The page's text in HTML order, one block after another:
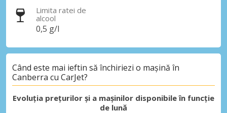
Economii de top
Accesați ofertele exclusive ale
furnizorilor noștri
Limita ratei de
alcool
0,5 g/l
Când este mai ieftin să închiriezi o mașină în
Canberra cu CarJet?
Evoluția prețurilor și a mașinilor disponibile în funcție
de lună